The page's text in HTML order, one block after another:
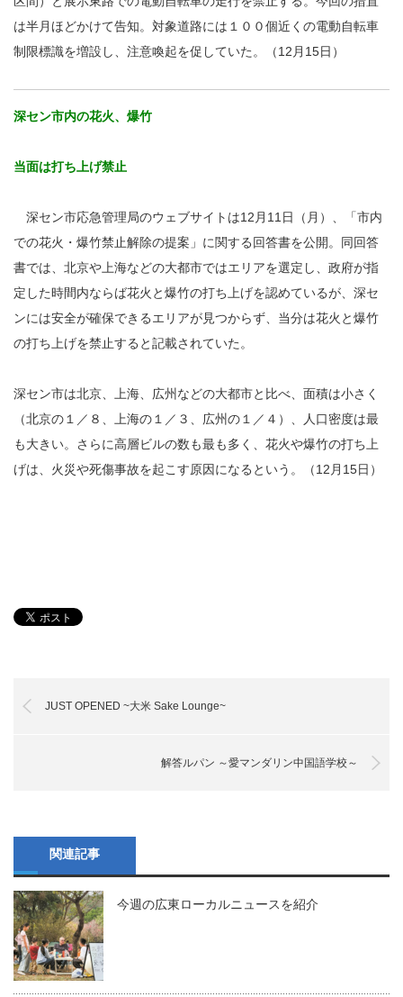
は半月ほどかけて告知。対象道路には１００個近くの電動自転車
制限標識を増設し、注意喚起を促していた。（12月15日）
深セン市内の花火、爆竹
当面は打ち上げ禁止
深セン市応急管理局のウェブサイトは12月11日（月）、「市内
での花火・爆竹禁止解除の提案」に関する回答書を公開。同回答
書では、北京や上海などの大都市ではエリアを選定し、政府が指
定した時間内ならば花火と爆竹の打ち上げを認めているが、深セ
ンには安全が確保できるエリアが見つからず、当分は花火と爆竹
の打ち上げを禁止すると記載されていた。
深セン市は北京、上海、広州などの大都市と比べ、面積は小さく
（北京の１／８、上海の１／３、広州の１／４）、人口密度は最
も大きい。さらに高層ビルの数も最も多く、花火や爆竹の打ち上
げは、火災や死傷事故を起こす原因になるという。（12月15日）
JUST OPENED ~大米 Sake Lounge~
解答ルパン ～愛マンダリン中国語学校～
関連記事
今週の広東ローカルニュースを紹介